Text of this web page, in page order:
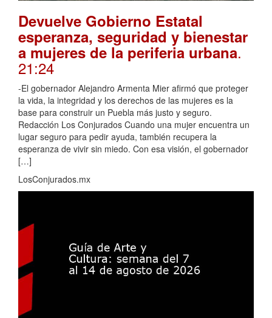
Devuelve Gobierno Estatal
esperanza, seguridad y bienestar
a mujeres de la periferia urbana.
21:24
-El gobernador Alejandro Armenta Mier afirmó que proteger
la vida, la integridad y los derechos de las mujeres es la
base para construir un Puebla más justo y seguro.
Redacción Los Conjurados Cuando una mujer encuentra un
lugar seguro para pedir ayuda, también recupera la
esperanza de vivir sin miedo. Con esa visión, el gobernador
[…]
LosConjurados.mx